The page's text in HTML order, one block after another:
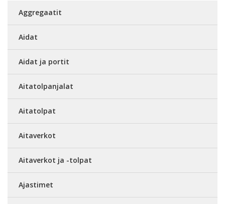
Aggregaatit
Aidat
Aidat ja portit
Aitatolpanjalat
Aitatolpat
Aitaverkot
Aitaverkot ja -tolpat
Ajastimet